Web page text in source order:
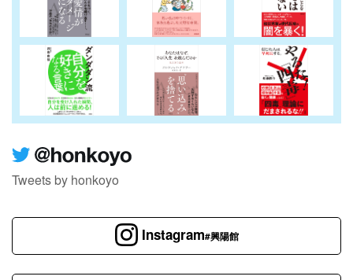
Tweets by honkoyo
Instagram#興陽館